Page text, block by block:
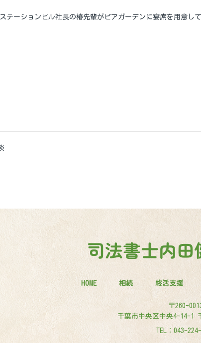
テーションビル社長の椿先輩がビアガーデンに宴席を用意し
HOME 相続 終活支援
〒260-
千葉市中央区中央4-14-1
TEL： 043-